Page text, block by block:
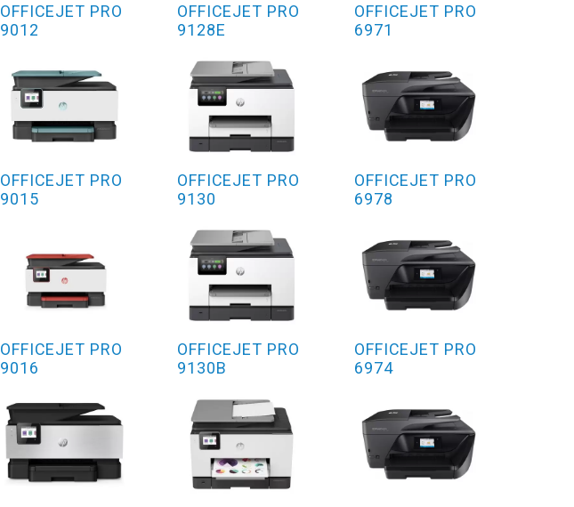
OFFICEJET PRO
9012
OFFICEJET PRO
9015
OFFICEJET PRO
9016
OFFICEJET PRO
9128E
OFFICEJET PRO
9130
OFFICEJET PRO
9130B
OFFICEJET PRO
6971
OFFICEJET PRO
6978
OFFICEJET PRO
6974